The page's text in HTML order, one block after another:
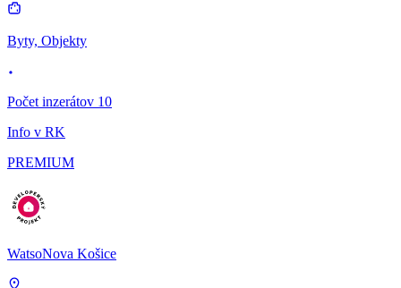
Byty, Objekty
Počet inzerátov 10
Info v RK
PREMIUM
WatsoNova Košice